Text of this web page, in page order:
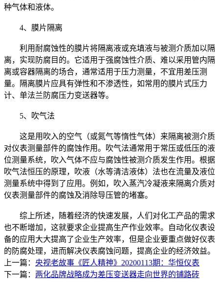
种气体和液体。
4、膜片隔离
利用耐腐蚀性的膜片将隔离液或充填液与被测介质加以隔
离，实现防腐目的。它适用于强腐蚀性介质、难以采用管内隔
离或容器隔离的场合，通常适用于压力测量，不宜用差压测
量。隔离膜片应具有弹性和不渗透性，如常用的膜片式压力
计、单法兰防腐压力变送器等。
5、吹气法
这是用吹入的空气（或氮气等惰性气体）来隔离被测介质
对仪表测量部件的腐蚀作用。吹气法通常用于常压或低压的液
位测量系统，吹入气体不应与腐蚀性被测介质发生作用。根据
吹气法恒压的原理，吹液（水等清洁液体）法也在流量及液位
测量系统中得到了应用。例如，吹入蒸汽冷凝液来隔离介质对
仪表测量部件的腐蚀及消除导压管的堵塞。
综上所述，随着经济的快速发展，人们对化工产品的需求
也不断增加，这就要求企业提高生产作业效率。自动化仪表设
备的应用大大提高了企业生产效率，但是企业要重点做好仪表
的防腐处理，进而解决仪表腐蚀问题，提高企业的经济效益。
上一篇： 央视老故事《匠人精神》20200113期：华恒仪表
下一篇： 两化品牌战略成为差压变送器走向世界的铺路砖